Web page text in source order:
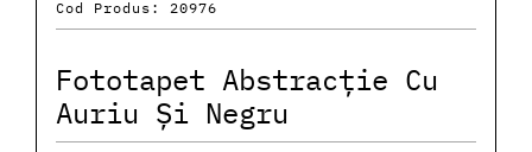
Cod Produs: 20976
Fototapet Abstracție Cu
Auriu Și Negru